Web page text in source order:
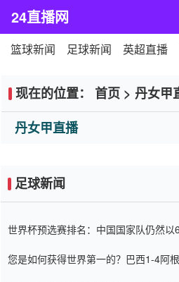
24直播网
篮球新闻 足球新闻 英超直播
现在的位置： 首页 > 丹女甲
丹女甲直播
足球新闻
世界杯预选赛排名：中国国家队仍然以
您是如何获得世界第一的？巴西1-4阿